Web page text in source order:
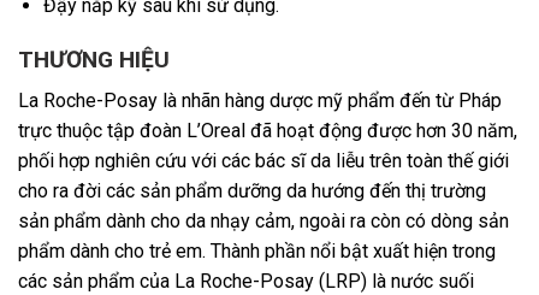
Đậy nắp kỹ sau khi sử dụng.
THƯƠNG HIỆU
La Roche-Posay là nhãn hàng dược mỹ phẩm đến từ Pháp
trực thuộc tập đoàn L’Oreal đã hoạt động được hơn 30 năm,
phối hợp nghiên cứu với các bác sĩ da liễu trên toàn thế giới
cho ra đời các sản phẩm dưỡng da hướng đến thị trường
sản phẩm dành cho da nhạy cảm, ngoài ra còn có dòng sản
phẩm dành cho trẻ em. Thành phần nổi bật xuất hiện trong
các sản phẩm của La Roche-Posay (LRP) là nước suối